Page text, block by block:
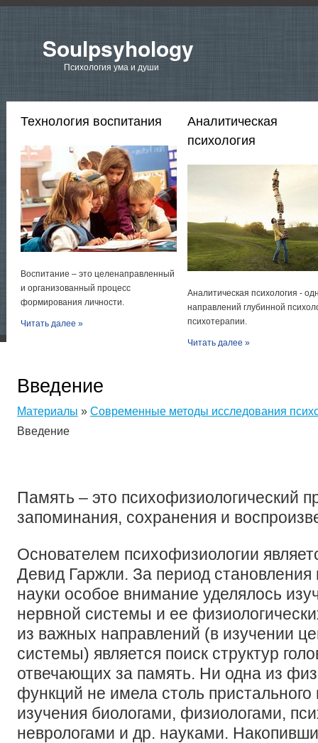
Soulpsyhology
Психология ума и души
Технология воспитания
Воспитание – это целенаправленный
и организованный процесс
формирования личности.
Читать далее »
Аналитическая
психология
Аналитическая психология -
направлений глубинной
психотерапии.
Читать далее »
Введение
Материалы » Современные методы исследования
Введение
Память – это психофизиологический
запоминания, сохранения и
Основателем психофизиологии
Девид Гаржли. За период становления
науки особое внимание уделялось
нервной системы и ее
из важных направлений (в изучении
системы) является поиск структур
отвечающих за память. Ни одна из
функций не имела столь пристального
изучения биологами, физиологами,
неврологами и др. науками.